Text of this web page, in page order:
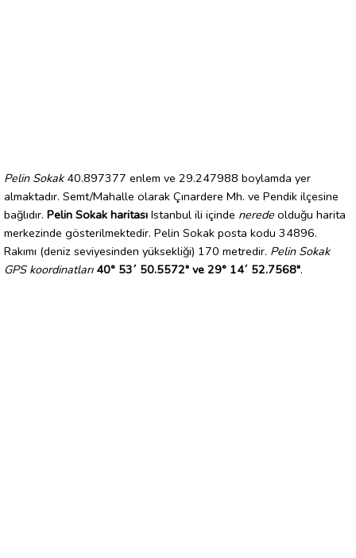
Pelin Sokak40.897377 enlem ve 29.247988 boylamda yer
almaktadır. Semt/Mahalle olarak Çınardere Mh. ve Pendik ilçesine
bağlıdır. Pelin Sokak haritası Istanbul ili içinde nerede olduğu harita
merkezinde gösterilmektedir. Pelin Sokak posta kodu 34896.
Rakımı (deniz seviyesinden yüksekliği) 170 metredir. Pelin Sokak
GPS koordinatları 40° 53´ 50.5572" ve 29° 14´ 52.7568".